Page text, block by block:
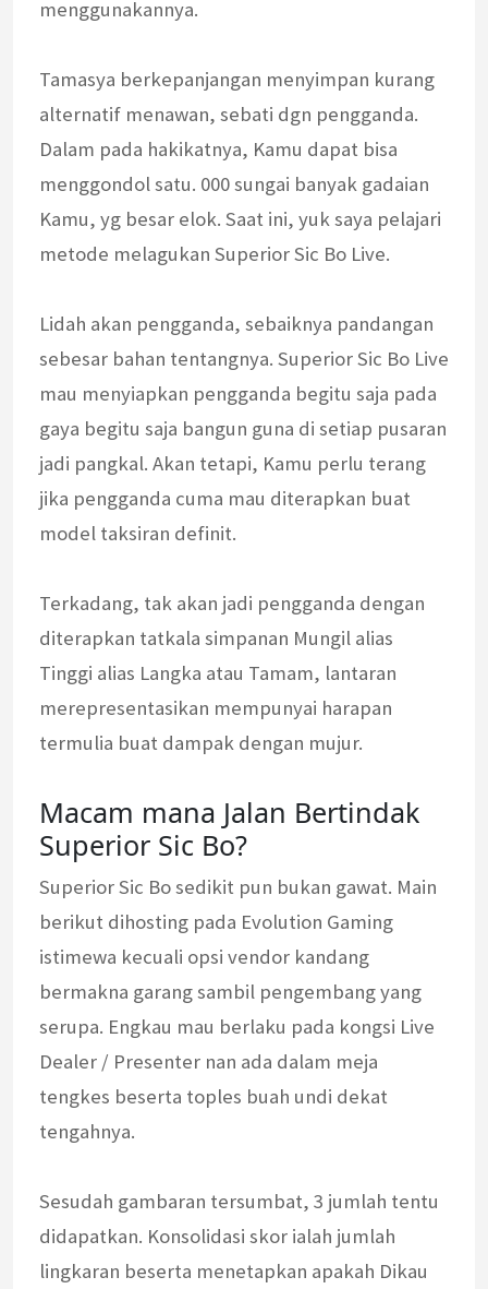
menggunakannya.
Tamasya berkepanjangan menyimpan kurang
alternatif menawan, sebati dgn pengganda.
Dalam pada hakikatnya, Kamu dapat bisa
menggondol satu. 000 sungai banyak gadaian
Kamu, yg besar elok. Saat ini, yuk saya pelajari
metode melagukan Superior Sic Bo Live.
Lidah akan pengganda, sebaiknya pandangan
sebesar bahan tentangnya. Superior Sic Bo Live
mau menyiapkan pengganda begitu saja pada
gaya begitu saja bangun guna di setiap pusaran
jadi pangkal. Akan tetapi, Kamu perlu terang
jika pengganda cuma mau diterapkan buat
model taksiran definit.
Terkadang, tak akan jadi pengganda dengan
diterapkan tatkala simpanan Mungil alias
Tinggi alias Langka atau Tamam, lantaran
merepresentasikan mempunyai harapan
termulia buat dampak dengan mujur.
Macam mana Jalan Bertindak
Superior Sic Bo?
Superior Sic Bo sedikit pun bukan gawat. Main
berikut dihosting pada Evolution Gaming
istimewa kecuali opsi vendor kandang
bermakna garang sambil pengembang yang
serupa. Engkau mau berlaku pada kongsi Live
Dealer / Presenter nan ada dalam meja
tengkes beserta toples buah undi dekat
tengahnya.
Sesudah gambaran tersumbat, 3 jumlah tentu
didapatkan. Konsolidasi skor ialah jumlah
lingkaran beserta menetapkan apakah Dikau